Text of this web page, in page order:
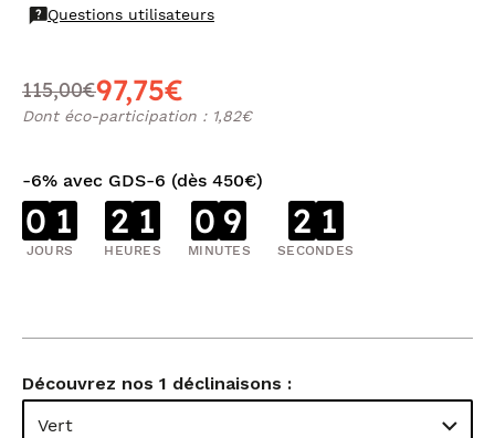
Questions utilisateurs
115,00€97,75€
Dont éco-participation : 1,82€
-6% avec GDS-6 (dès 450€)
0 1
JOURS
2 1
HEURES
0 9
MINUTES
2 1
SECONDES
Découvrez nos 1 déclinaisons :
Vert